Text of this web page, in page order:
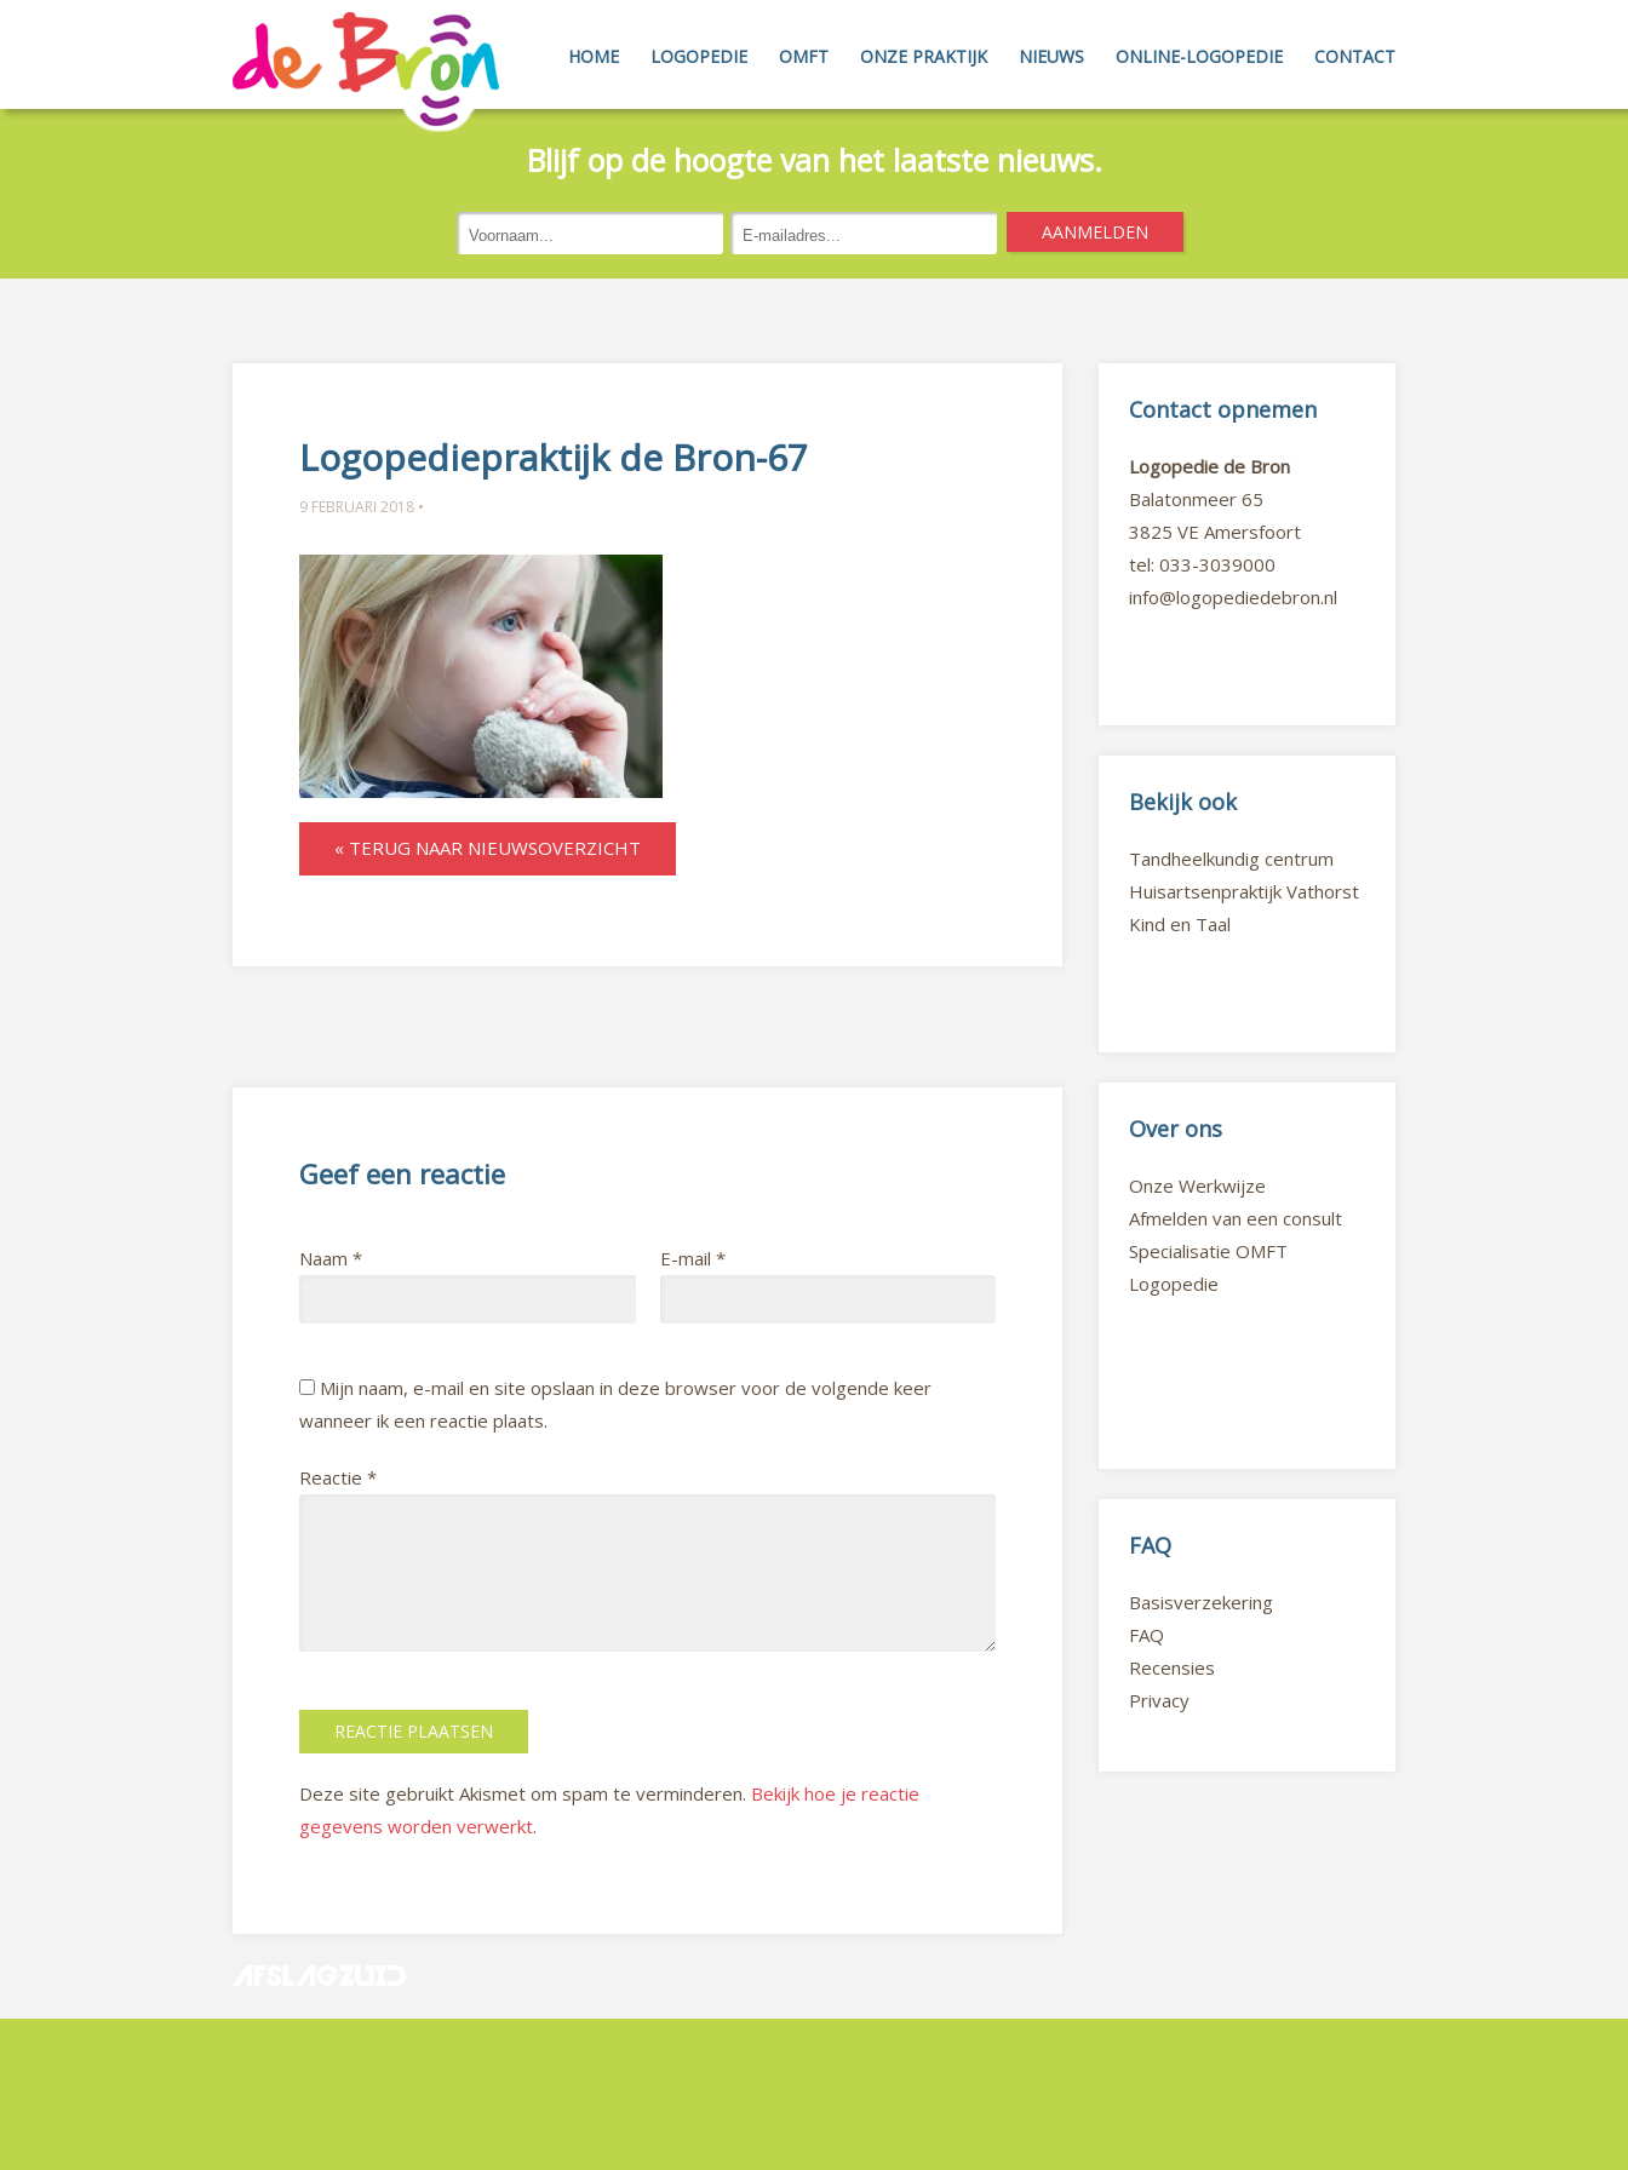
HOME LOGOPEDIE OMFT ONZE PRAKTIJK NIEUWS ONLINE-LOGOPEDIE CONTACT
Blijf op de hoogte van het laatste nieuws.
Logopediepraktijk de Bron-67
9 FEBRUARI 2018 •
« TERUG NAAR NIEUWSOVERZICHT
Geef een reactie
Naam * E-mail *
Mijn naam, e-mail en site opslaan in deze browser voor de volgende keer
wanneer ik een reactie plaats.
Reactie *
Deze site gebruikt Akismet om spam te verminderen. Bekijk hoe je reactie
gegevens worden verwerkt.
Contact opnemen
Logopedie de Bron
Balatonmeer 65
3825 VE Amersfoort
tel: 033-3039000
info@logopediedebron.nl
Bekijk ook
Tandheelkundig centrum
Huisartsenpraktijk Vathorst
Kind en Taal
Over ons
Onze Werkwijze
Afmelden van een consult
Specialisatie OMFT
Logopedie
FAQ
Basisverzekering
FAQ
Recensies
Privacy